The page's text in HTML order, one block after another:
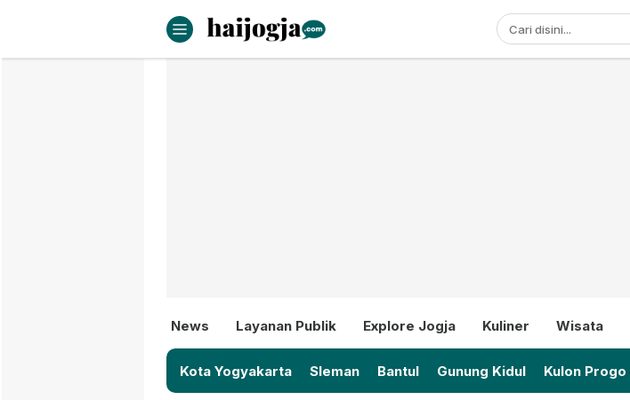
haijogja.com
Berita Jogja Terbaru dan Terkini
News Layanan Publik Explore Jogja Kuliner Wisata
Kota Yogyakarta Sleman Bantul Gunung Kidul Kulon Progo